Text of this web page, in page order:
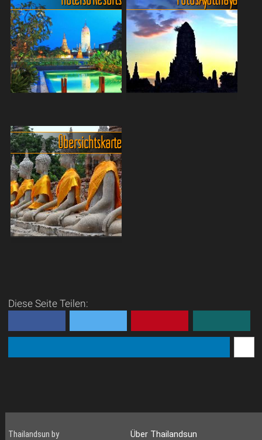
Partymetropole – zum
Glück! – doch an
Unterhaltung mangelt es
keineswegs. Besonders
auffällig ist, dass am Abend
kaum noch To...
historische Stadt in
Thailand, die für ihre
beeindruckenden
Tempelruinen und ihre
reiche Geschichte bekannt
ist. Wenn man Ayutthaya...
Erlebe die historische Stadt
Ayutthaya und genieße
deinen Aufenthalt in einem
der empfohlenen Hotels.
Von komfortablen Resorts
bis hin zu charmanten B...
von den Flüssen
Fast alle
Übersichtskarte
Diese Seite Teilen:
Thailandsun by
Über Thailandsun